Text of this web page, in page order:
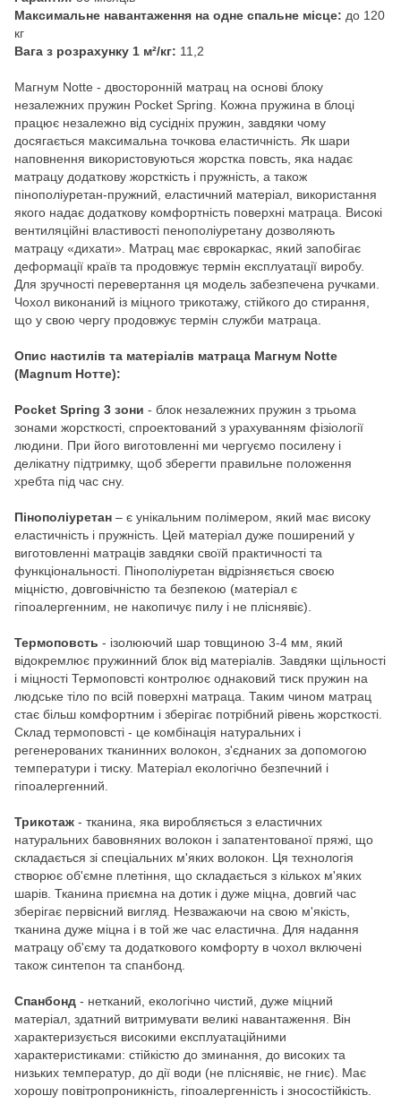
Максимальне навантаження на одне спальне місце: до 120
кг
Вага з розрахунку 1 м²/кг: 11,2
Магнум Notte - двосторонній матрац на основі блоку
незалежних пружин Pocket Spring. Кожна пружина в блоці
працює незалежно від сусідніх пружин, завдяки чому
досягається максимальна точкова еластичність. Як шари
наповнення використовуються жорстка повсть, яка надає
матрацу додаткову жорсткість і пружність, а також
пінополіуретан-пружний, еластичний матеріал, використання
якого надає додаткову комфортність поверхні матраца. Високі
вентиляційні властивості пенополіуретану дозволяють
матрацу «дихати». Матрац має єврокаркас, який запобігає
деформації країв та продовжує термін експлуатації виробу.
Для зручності перевертання ця модель забезпечена ручками.
Чохол виконаний із міцного трикотажу, стійкого до стирання,
що у свою чергу продовжує термін служби матраца.
Опис настилів та матеріалів матраца Магнум Notte
(Magnum Нотте):
Pocket Spring 3 зони - блок незалежних пружин з трьома
зонами жорсткості, спроектований з урахуванням фізіології
людини. При його виготовленні ми чергуємо посилену і
делікатну підтримку, щоб зберегти правильне положення
хребта під час сну.
Пінополіуретан – є унікальним полімером, який має високу
еластичність і пружність. Цей матеріал дуже поширений у
виготовленні матраців завдяки своїй практичності та
функціональності. Пінополіуретан відрізняється своєю
міцністю, довговічністю та безпекою (матеріал є
гіпоалергенним, не накопичує пилу і не пліснявіє).
Термоповсть - ізолюючий шар товщиною 3-4 мм, який
відокремлює пружинний блок від матеріалів. Завдяки щільності
і міцності Термоповсті контролює однаковий тиск пружин на
людське тіло по всій поверхні матраца. Таким чином матрац
стає більш комфортним і зберігає потрібний рівень жорсткості.
Склад термоповсті - це комбінація натуральних і
регенерованих тканинних волокон, з'єднаних за допомогою
температури і тиску. Матеріал екологічно безпечний і
гіпоалергенний.
Трикотаж - тканина, яка виробляється з еластичних
натуральних бавовняних волокон і запатентованої пряжі, що
складається зі спеціальних м'яких волокон. Ця технологія
створює об'ємне плетіння, що складається з кількох м'яких
шарів. Тканина приємна на дотик і дуже міцна, довгий час
зберігає первісний вигляд. Незважаючи на свою м'якість,
тканина дуже міцна і в той же час еластична. Для надання
матрацу об'єму та додаткового комфорту в чохол включені
також синтепон та спанбонд.
Спанбонд - нетканий, екологічно чистий, дуже міцний
матеріал, здатний витримувати великі навантаження. Він
характеризується високими експлуатаційними
характеристиками: стійкістю до зминання, до високих та
низьких температур, до дії води (не пліснявіє, не гниє). Має
хорошу повітропроникність, гіпоалергенність і зносостійкість.